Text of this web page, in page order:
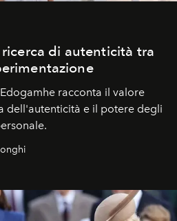
di autenticità tra
racconta il valore
dell'autenticità e il potere degli